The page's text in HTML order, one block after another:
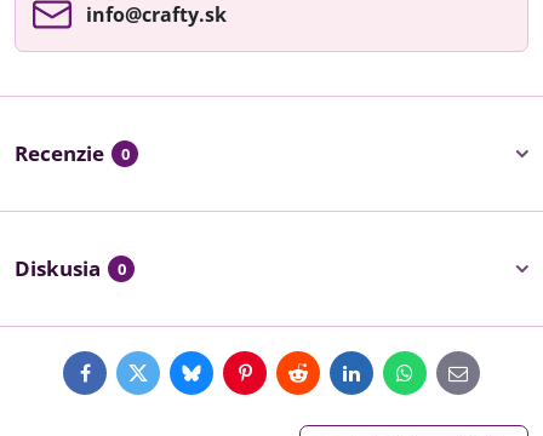
info​@crafty​.sk
Recenzie 0
Diskusia 0
FacebookTwitterBlueskyPinterestRedditLinkedInWhatsApp
E-
mail